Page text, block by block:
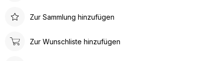
Zur Sammlung hinzufügen
Zur Wunschliste hinzufügen